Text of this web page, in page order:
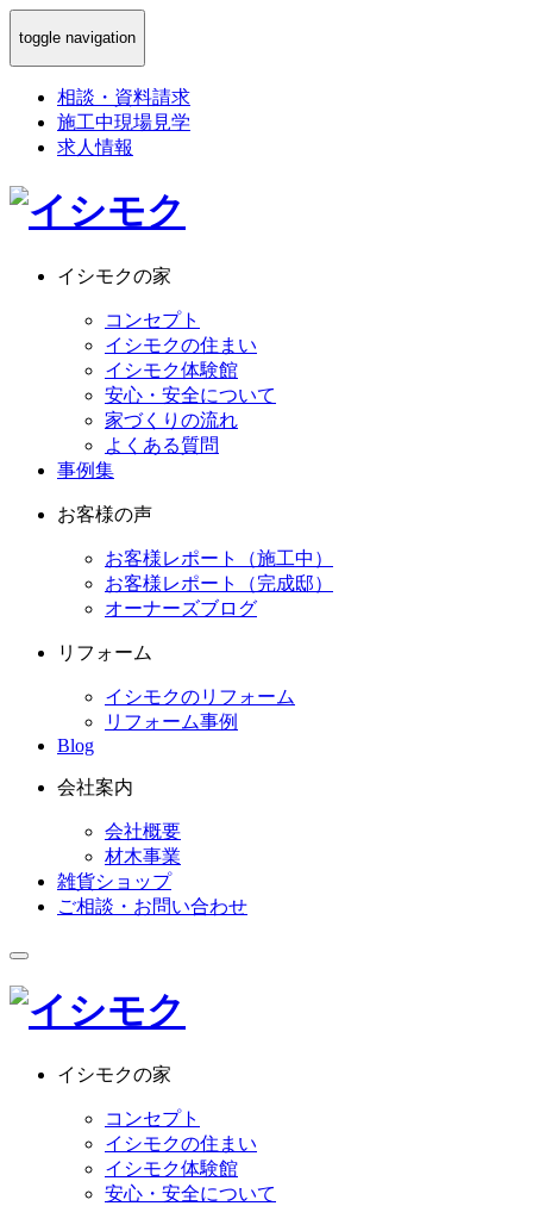
toggle navigation
相談 ・ 資料請求
施工中現場見学
求人情報
イシモクの家
コンセプト
イシモクの住まい
イシモク体験館
安心・安全について
家づくりの流れ
よくある質問
事例集
お客様の声
お客様レポート（施工中）
お客様レポート（完成邸）
オーナーズブログ
リフォーム
イシモクのリフォーム
リフォーム事例
Blog
会社案内
会社概要
材木事業
雑貨ショップ
ご相談・お問い合わせ
イシモクの家
コンセプト
イシモクの住まい
イシモク体験館
安心・安全について